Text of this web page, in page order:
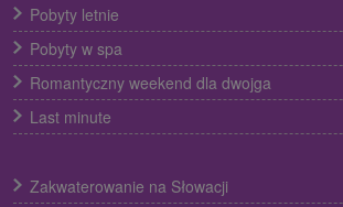
Pobyty letnie
Pobyty w spa
Romantyczny weekend dla dwojga
Last minute
Zakwaterowanie na Słowacji